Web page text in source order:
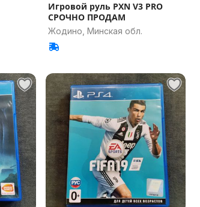
Игровой руль PXN V3 PRO
СРОЧНО ПРОДАМ
Жодино, Минская обл.